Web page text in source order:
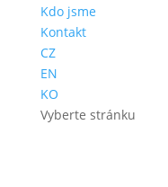
Kdo jsme
Kontakt
CZ
EN
KO
Vyberte stránku